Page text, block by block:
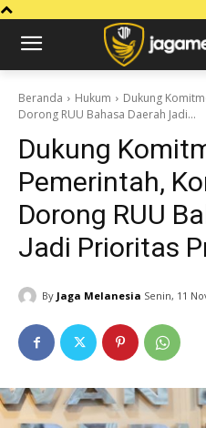
Beranda Hukum
Dukung
Dorong RUU Bahasa Daerah Jadi...
Dukung
Pemerintah,
Dorong RUU
Jadi Prioritas
By Jaga Melanesia Senin, 11